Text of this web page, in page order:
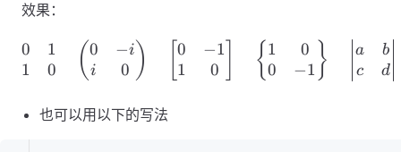
效果：
\begin{gathered}
0
1
1
0
( 0
i
−i
0 )
0
1
−1
0
{ 1
0
0
−1 }
a
c
b
d
也可以用以下的写法